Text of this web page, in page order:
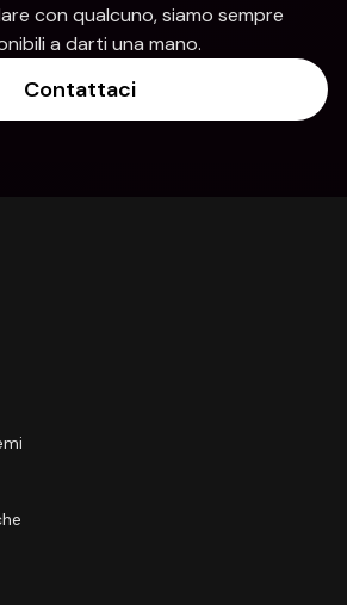
con qualcuno, siamo sempre
a darti una mano.
Contattaci